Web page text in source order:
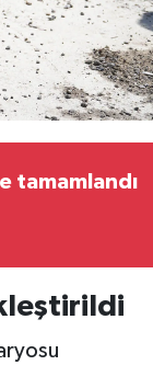
tamamlandı